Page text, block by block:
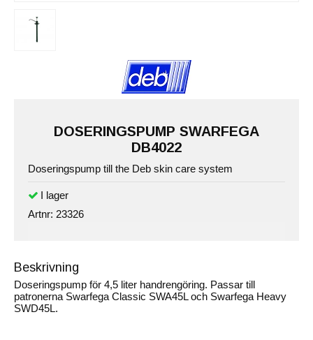
DOSERINGSPUMP SWARFEGA
DB4022
Doseringspump till the Deb skin care system
Artnr: 23326
Beskrivning
Doseringspump för 4,5 liter handrengöring. Passar till
patronerna Swarfega Classic SWA45L och Swarfega Heavy
SWD45L.